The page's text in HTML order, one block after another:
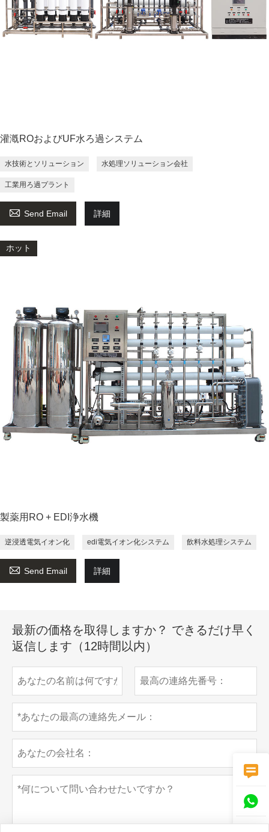
灌漑ROおよびUF水ろ過システム
水技術とソリューション 水処理ソリューション会社
工業用ろ過プラント
 Send Email 詳細
ホット
製薬用RO + EDI浄水機
逆浸透電気イオン化 edi電気イオン化システム 飲料水処理システム
 Send Email 詳細
最新の価格を取得しますか？ できるだけ早く
返信します（12時間以内）

